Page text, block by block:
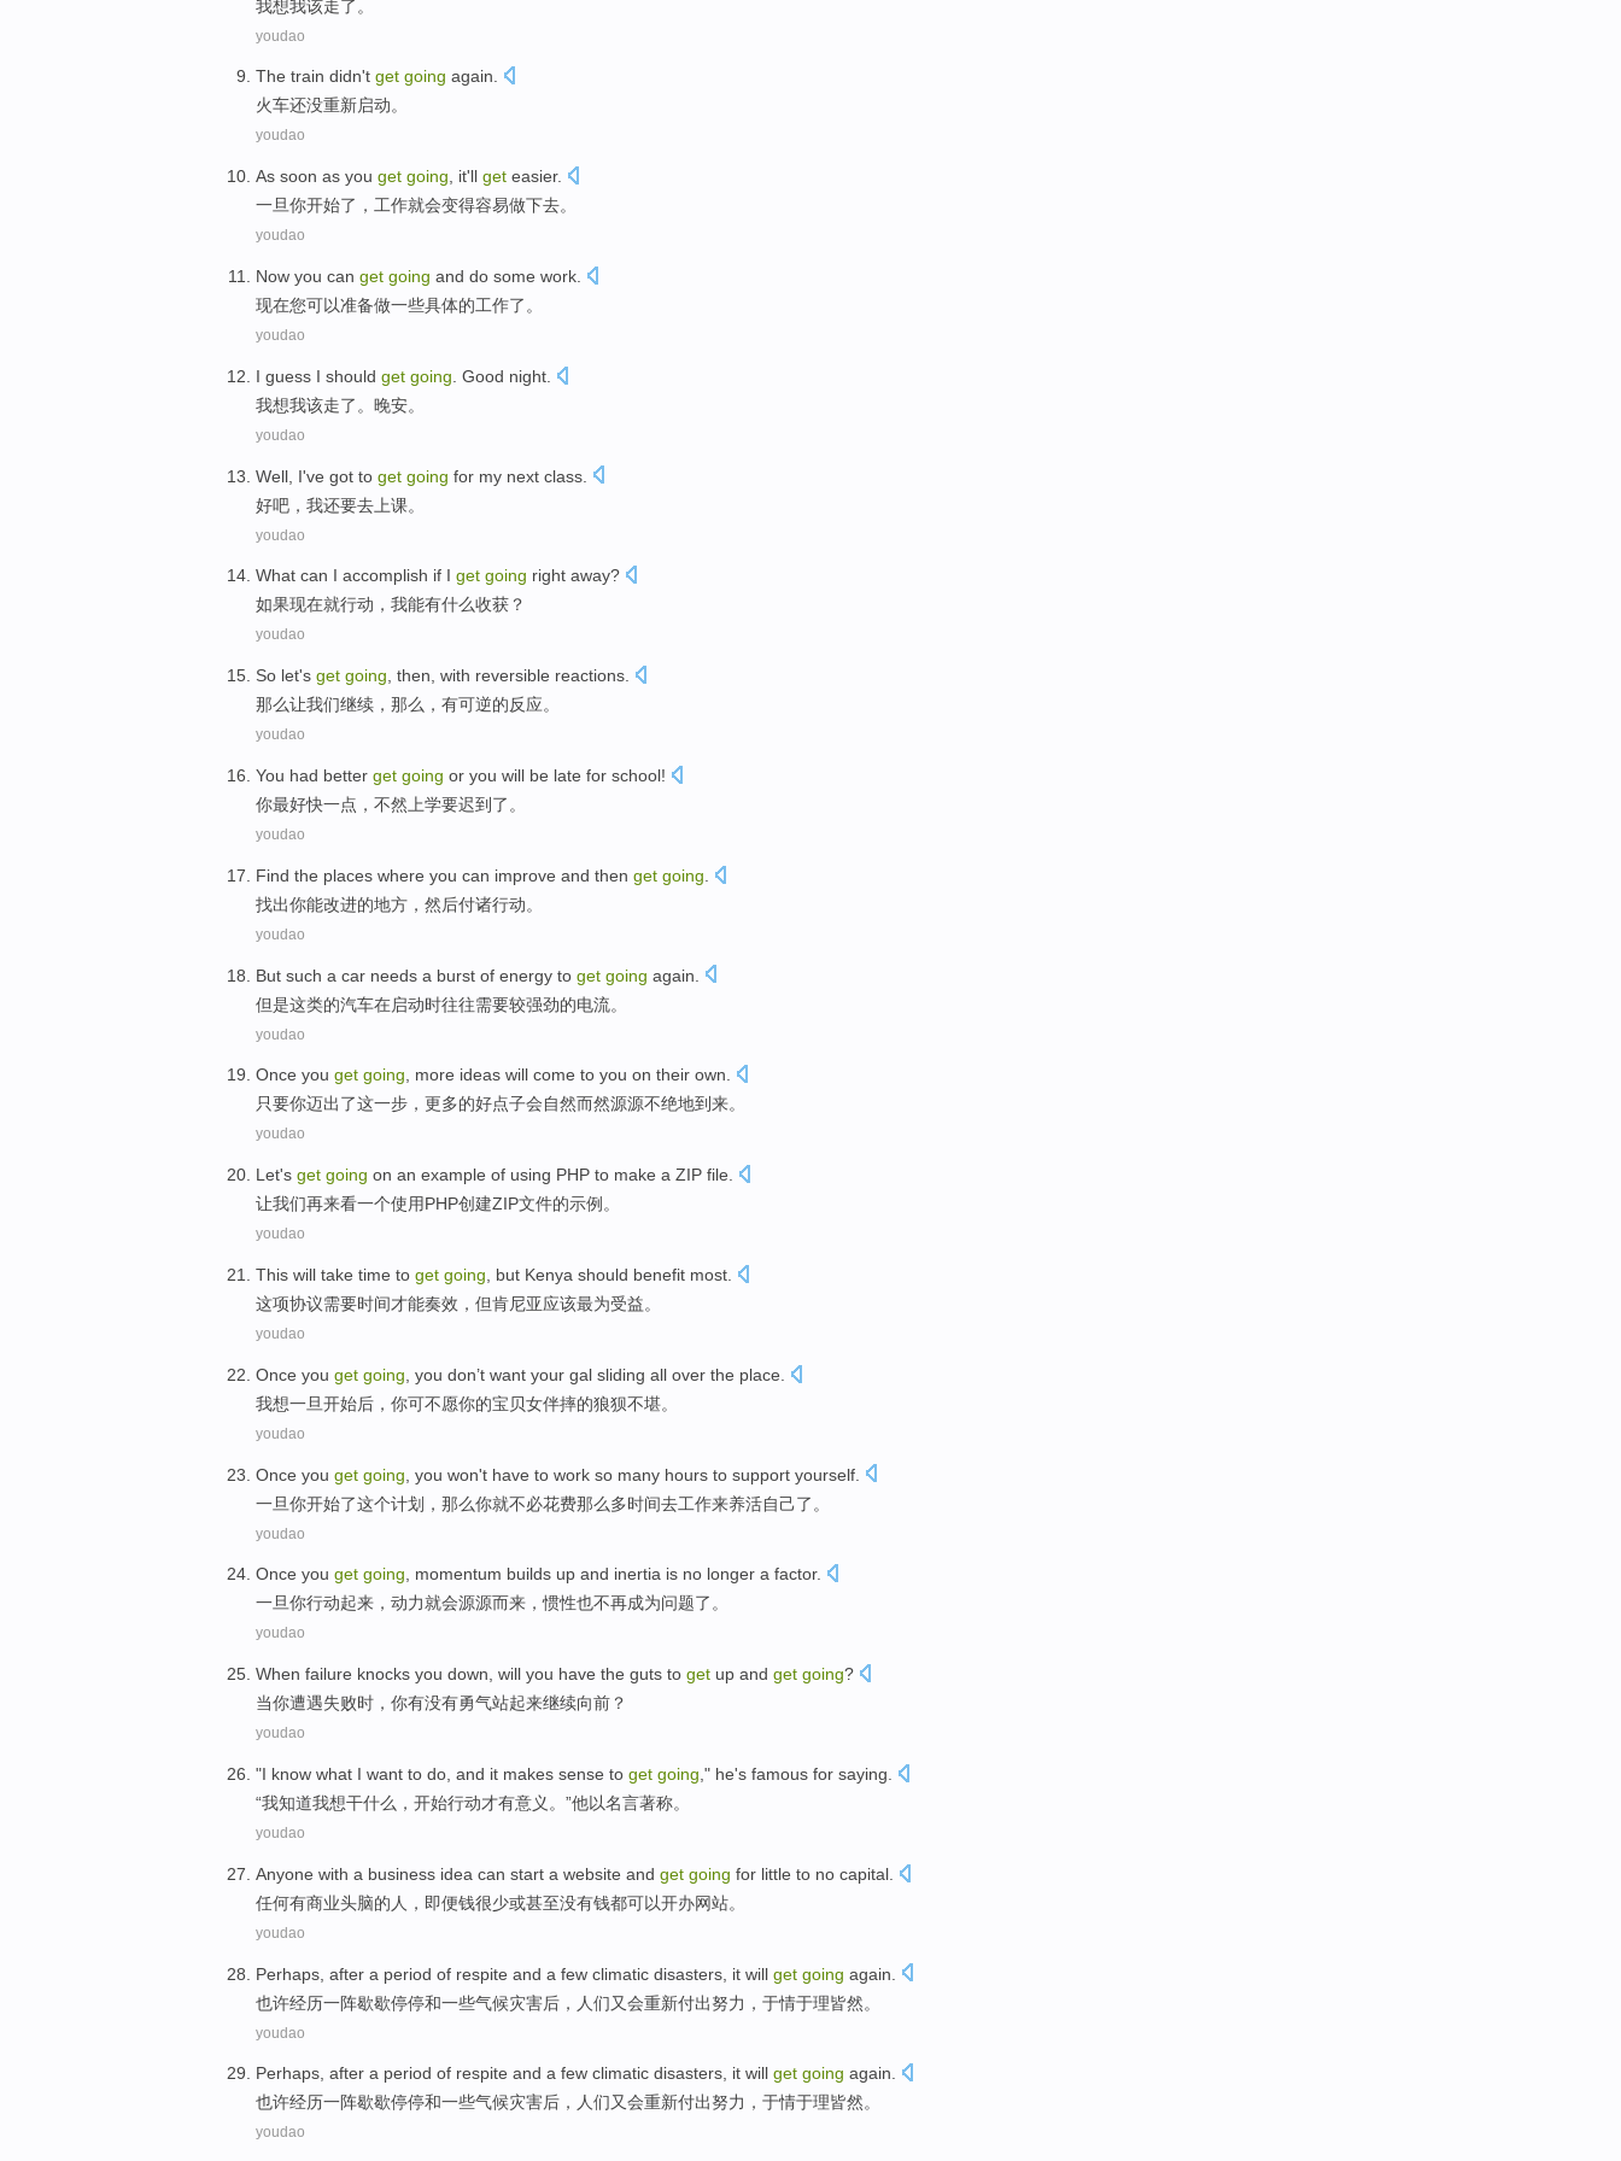
我想我该走了。
youdao
The train didn't get going again.
火车还没重新启动。
youdao
As soon as you get going it'll get easier.
一旦你开始了，工作就会变得容易做下去。
youdao
Now you can get going and do some work
现在您可以准备做一些具体的工作了。
youdao
I guess I should get going Good night
我想我该走了。 晚安。
youdao
Well I've got to get going for my next class.
好吧 ， 我还要去 上课。
youdao
What can I accomplish if I get going right away?
如果现在就行动， 我能有什么收获 ？
youdao
So let's get going then with reversible reactions
那么让我们继续 ， 那么 ， 有可逆的反应。
youdao
You had better get going or you will be late for school!
你最好快一点， 不然 上学要迟到 了。
youdao
Find the places where you can improve and then get going
找出你能改进的地方 ， 然后付诸行动。
youdao
But such a car needs a burst of energy to get going again.
但是这类的汽车在启动时往往需要较强劲的电流。
youdao
Once you get going, more ideas will come to you on their own.
只要你迈出了这一步， 更多的好点子会自然而然源源不绝地到来。
youdao
Let's get going on an example of using PHP to make a ZIP file
让我们再来看一个使用PHP创建ZIP文件的示例 。
youdao
This will take time to get going but Kenya should benefit most
这项协议需要时间才能奏效 ， 但肯尼亚应该最为受益。
youdao
Once you get going you don’t want your gal sliding all over the place.
我想一旦开始后， 你可不愿你的宝贝女伴摔的狼狈不堪。
youdao
Once you get going , you won't have to work so many hours to support yourself
一旦你开始了这个计划 ， 那么你就不必花费那么多时间去工作来养活自己了。
youdao
Once you get going, momentum builds up and inertia is no longer a factor.
一旦你行动起来 ， 动力就会源源而来 ，惯性也不再成为问题了。
youdao
When failure knocks you down, will you have the guts to get up and get going?
当你遭遇失败时，你有没有勇气站起来继续向前？
youdao
"I know what I want to do , and it makes sense to get going ," he's famous for saying
“我知道我想干什么 ， 开始行动才有意义。”他以名言著称。
youdao
Anyone with a business idea can start a website and get going for little to no capital
任何有商业头脑的人，即便钱很少或甚至没有钱都可以开办网站。
youdao
Perhaps after a period of respite and a few climatic disasters it will get going again
也许经历一阵歇歇停停和一些气候灾害后 ， 人们又会重新付出努力，于情于理皆然。
youdao
Perhaps, after a period of respite and a few climatic disasters, it will get going again.
也许经历一阵歇歇停停和一些气候灾害后 ， 人们又会重新付出努力，于情于理皆然。
youdao